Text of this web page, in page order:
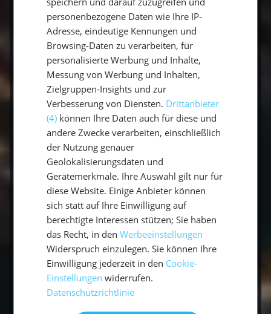
Eine vielfältige Küste, geschützte Buchten
(Calas) und eine sehr gute Infrastruktur – ideal
für Einsteiger wie für Genießer.
Wann ist die beste Reisezeit für Mallorca?
Mai bis Oktober, mit besonders angenehmem
Klima im Juni und September.
Welche Buchten sollte man auf Mallorca
ansteuern?
Cala Pi, Es Trenc, Portals Vells und die
geschützte Nationalpark-Insel Cabrera.
Bereit für die Balearen? Entdecke unsere
Segeltörns auf Mallorca.
personenbezogene Daten wie Ihre IP-
Adresse, eindeutige Kennungen und
Browsing-Daten zu verarbeiten, für
personalisierte Werbung und Inhalte,
Messung von Werbung und Inhalten,
Zielgruppen-Insights und zur
Verbesserung von Diensten. Drittanbieter
(4) können Ihre Daten auch für diese und
andere Zwecke verarbeiten, einschließlich
der Nutzung genauer
Geolokalisierungsdaten und
Gerätemerkmale. Ihre Auswahl gilt nur für
diese Website. Einige Anbieter können
sich statt auf Ihre Einwilligung auf
berechtigte Interessen stützen; Sie haben
das Recht, in denWerbeeinstellungen
Widerspruch einzulegen. Sie können Ihre
Einwilligung jederzeit in den Cookie-
Einstellungen widerrufen.
Datenschutzrichtlinie